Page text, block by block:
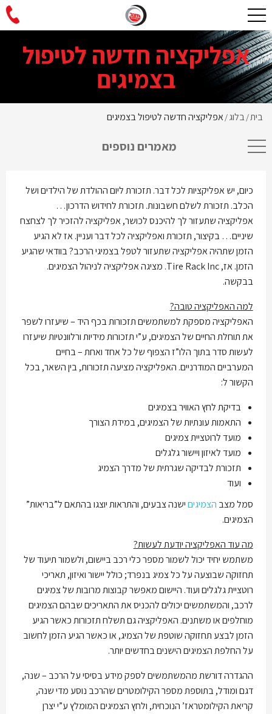
אפליקציה חדשה לטיפול
בצמיגים
בית/בלוג/אפליקציה חדשה לטיפול בצמיגים
מאמרים נוספים
כיום, יש אפליקציות לכל דבר. תזכורת ליום ההולדת של הילדים ושל
הכלב. תזכורת לשלם חשבונות. תזכורת לחידוש הדרכון…
אפליקציה שתעזור לך להיכנס לכושר, אפליקציה להזכיר לך לצחצח
שיניים… בקיצור, תזכורת ואפליקציה לכל דבר ועניין. אז לא הגיע
הזמן שתהיה אפליקציה שתעזור לטפל בצמיגי הרכב? בוודאי שהגיע
הזמן. אז, Tire Rack Inc. מציגה אפליקציה לניהול הצמיגים.
בבקשה.
למה האפליקציה טובה?
האפליקציה מספקת למשתמשים תזכורות בכף היד – שיעזרו לשפר
את תוחלת החיים של הצמיגים, ע”י תזכורות מידיות ורלוונטיות שיעזרו
לעשות סדר בתוך הלו”ז הצפוף של כל אחד ואחת – בחיים
המערביים המודרניים. האפליקציה מציעה תזכורות, בין השאר, בכל
הקשור ל:
בדיקת לחץ האוויר בצמיגים
התאמות עונתיות של הצמיגים, במידת הצורך
מועד לרוטציית צמיגים
מועד לאיזון ויישור גלגלים
תזכורת לבדיקה שגרתית של מדרך הצמיג
ועוד
סמל מצב הצמיגיםישנה צבעים, והתראות יוצגו בהתאם ל”בריאות”
הצמיגים.
מה עוד האפליקציה יודעת לעשות?
משתמש יחיד יכול לשמור מספר כלי רכב ביישום, ולשמור תיעוד של
תחזוקה שבוצעה על כל צמיג בנפרד; כולל יישור ואיזון, תאריכי
רוטציית גלגלים ועוד. היישום מאפשר קבוצות מרובות של צמיגים
לרכב, והמשתמשים יכולים להכניס את התאריכים שבהם הצמיגים
מוחלפים או משתנים. האפליקציה גם תשלח תזכורות כאשר הגיע
הזמן לבצע תחזוקה שוטפת של הצמיג, או כאשר הגיע הזמן לחשוב
על החלפת הצמיגים הישנים בחדשים יותר.
ההגדרה דורשת מהמשתמשים לספק מידע בסיסי על הרכב – שנה,
דגם ומודל, בתוספת מספר הקילומטרים שהרכב נוסע מדי שנה,
קריאת הקילומטראז’ הנוכחית, ולחץ הצמיגים המומלץ ע”י יצרן